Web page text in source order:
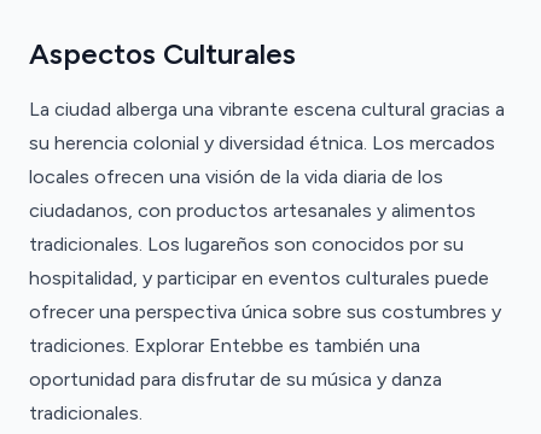
Aspectos Culturales
La ciudad alberga una vibrante escena cultural gracias a
su herencia colonial y diversidad étnica. Los mercados
locales ofrecen una visión de la vida diaria de los
ciudadanos, con productos artesanales y alimentos
tradicionales. Los lugareños son conocidos por su
hospitalidad, y participar en eventos culturales puede
ofrecer una perspectiva única sobre sus costumbres y
tradiciones. Explorar Entebbe es también una
oportunidad para disfrutar de su música y danza
tradicionales.